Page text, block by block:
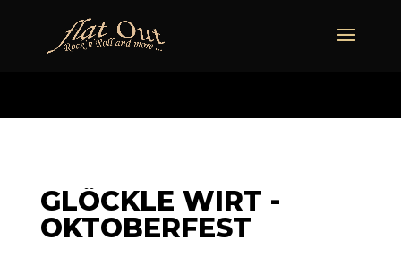
GLÖCKLE WIRT -
OKTOBERFEST